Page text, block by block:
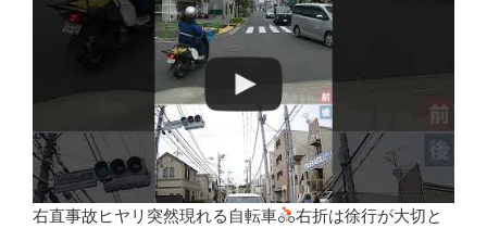
右直事故ヒヤリ突然現れる自転車
右折は徐行が大切と